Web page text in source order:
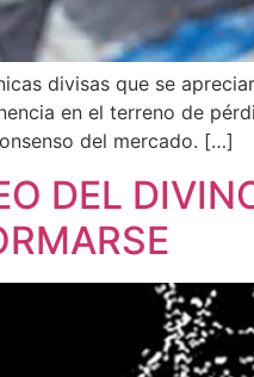
divisas que se
en el terreno de
del mercado. […]
DEL